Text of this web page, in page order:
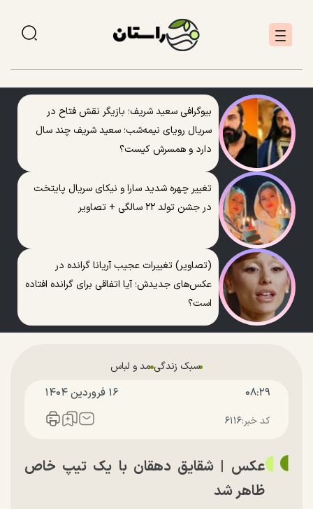
بیوگرافی سعید شریف؛ بازیگر نقش فتاح در
سریال رویای نیمه‌شب؛ سعید شریف چند سال
دارد و همسرش کیست؟
تغییر چهره شدید سارا و نیکای سریال پایتخت
در جشن تولد ۲۲ سالگی + تصاویر
(تصاویر) تغییرات عجیب آریانا گرانده در
عکس‌های جدیدش؛ آیا اتفاقی برای گرانده افتاده
است؟
سبک زندگی مد و لباس
۰۸:۲۹ ۱۶ فروردين ۱۴۰۴
کد خبر:۶۱۱۶
عکس | شقایق دهقان با یک تیپ خاص
ظاهر شد